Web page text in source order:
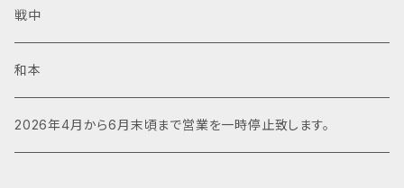
戦中
和本
2026年4月から6月末頃まで営業を一時停止致します。